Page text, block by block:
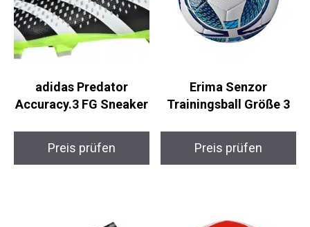
adidas Predator
Accuracy.3 FG Sneaker
Preis prüfen
Erima Senzor
Trainingsball Größe 3
Preis prüfen